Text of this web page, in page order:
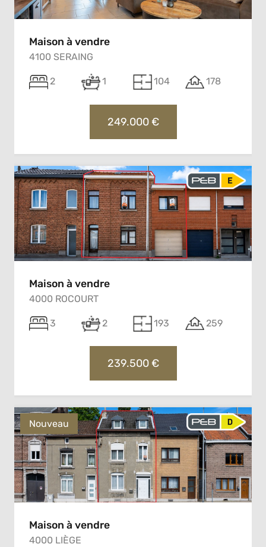
Maison à vendre
4100 SERAING
2 1 104 178
249.000 €
Maison à vendre
4000 ROCOURT
3 2 193 259
239.500 €
Nouveau
Maison à vendre
4000 LIÈGE